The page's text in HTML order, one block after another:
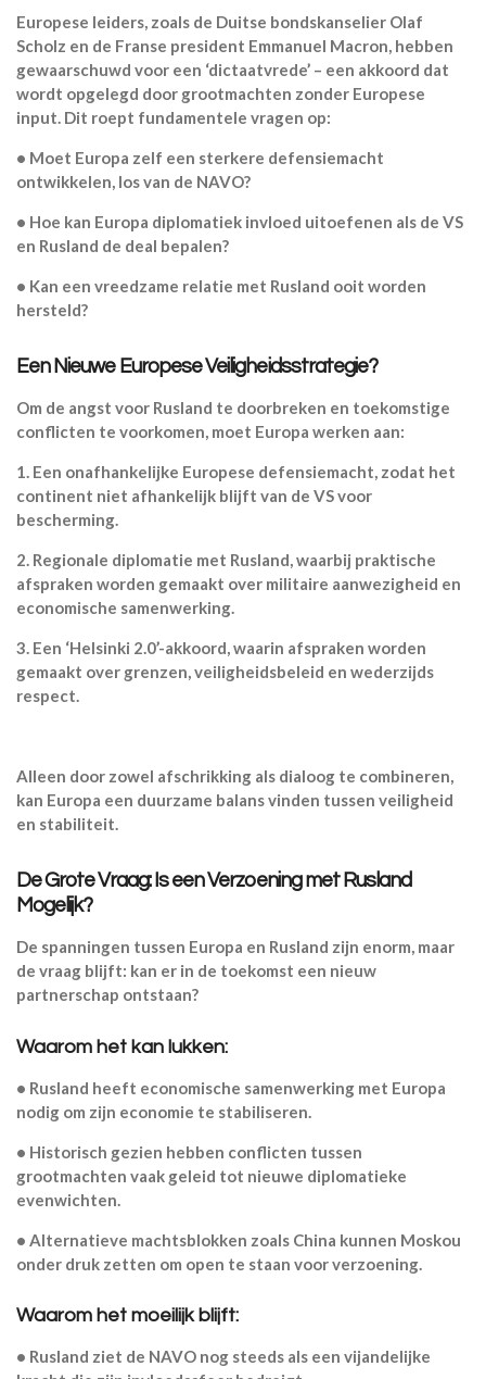
Europese leiders, zoals de Duitse bondskanselier Olaf
Scholz en de Franse president Emmanuel Macron, hebben
gewaarschuwd voor een ‘dictaatvrede’ – een akkoord dat
wordt opgelegd door grootmachten zonder Europese
input. Dit roept fundamentele vragen op:
• Moet Europa zelf een sterkere defensiemacht
ontwikkelen, los van de NAVO?
• Hoe kan Europa diplomatiek invloed uitoefenen als de VS
en Rusland de deal bepalen?
• Kan een vreedzame relatie met Rusland ooit worden
hersteld?
Een Nieuwe Europese Veiligheidsstrategie?
Om de angst voor Rusland te doorbreken en toekomstige
conflicten te voorkomen, moet Europa werken aan:
1. Een onafhankelijke Europese defensiemacht, zodat het
continent niet afhankelijk blijft van de VS voor
bescherming.
2. Regionale diplomatie met Rusland, waarbij praktische
afspraken worden gemaakt over militaire aanwezigheid en
economische samenwerking.
3. Een ‘Helsinki 2.0’-akkoord, waarin afspraken worden
gemaakt over grenzen, veiligheidsbeleid en wederzijds
respect.
Alleen door zowel afschrikking als dialoog te combineren,
kan Europa een duurzame balans vinden tussen veiligheid
en stabiliteit.
De Grote Vraag: Is een Verzoening met Rusland
Mogelijk?
De spanningen tussen Europa en Rusland zijn enorm, maar
de vraag blijft: kan er in de toekomst een nieuw
partnerschap ontstaan?
Waarom het kan lukken:
• Rusland heeft economische samenwerking met Europa
nodig om zijn economie te stabiliseren.
• Historisch gezien hebben conflicten tussen
grootmachten vaak geleid tot nieuwe diplomatieke
evenwichten.
• Alternatieve machtsblokken zoals China kunnen Moskou
onder druk zetten om open te staan voor verzoening.
Waarom het moeilijk blijft:
• Rusland ziet de NAVO nog steeds als een vijandelijke